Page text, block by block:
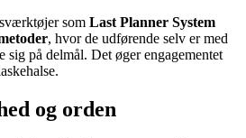
som Last Planner System
, hvor de udførende selv er med
på delmål. Det øger engagementet
og orden